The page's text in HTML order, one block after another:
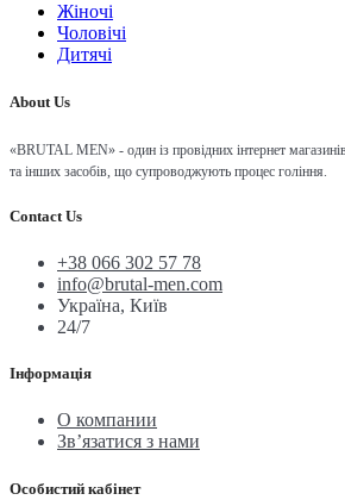
Жіночі
Чоловічі
Дитячі
About Us
«BRUTAL MEN» - один із провідних інтернет
та інших засобів, що супроводжують процес гоління.
Contact Us
+38 066 302 57 78
info@brutal-men.com
Україна, Київ
24/7
Інформація
О компании
Зв’язатися з нами
Особистий кабінет